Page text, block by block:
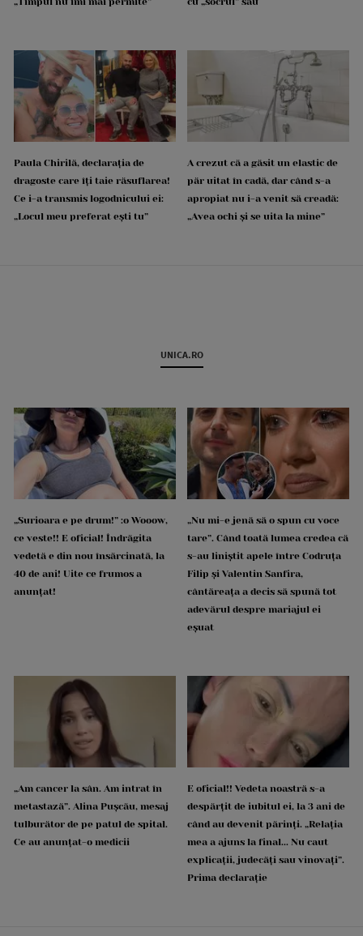
Paula Chirilă, declarația de
dragoste care îți taie răsuflarea!
Ce i-a transmis logodnicului ei:
„Locul meu preferat ești tu”
A crezut că a găsit un elastic de
păr uitat în cadă, dar când s-a
apropiat nu i-a venit să creadă:
„Avea ochi și se uita la mine”
UNICA.RO
„Surioara e pe drum!” :o Wooow,
ce veste!! E oficial! Îndrăgita
vedetă e din nou însărcinată, la
40 de ani! Uite ce frumos a
anunțat!
„Nu mi-e jenă să o spun cu voce
tare”. Când toată lumea credea că
s-au liniștit apele între Codruța
Filip și Valentin Sanfira,
cântăreața a decis să spună tot
adevărul despre mariajul ei
eșuat
„Am cancer la sân. Am intrat în
metastază”. Alina Pușcău, mesaj
tulburător de pe patul de spital.
Ce au anunțat-o medicii
E oficial!! Vedeta noastră s-a
despărțit de iubitul ei, la 3 ani de
când au devenit părinți. „Relația
mea a ajuns la final... Nu caut
explicații, judecăți sau vinovați”.
Prima declarație